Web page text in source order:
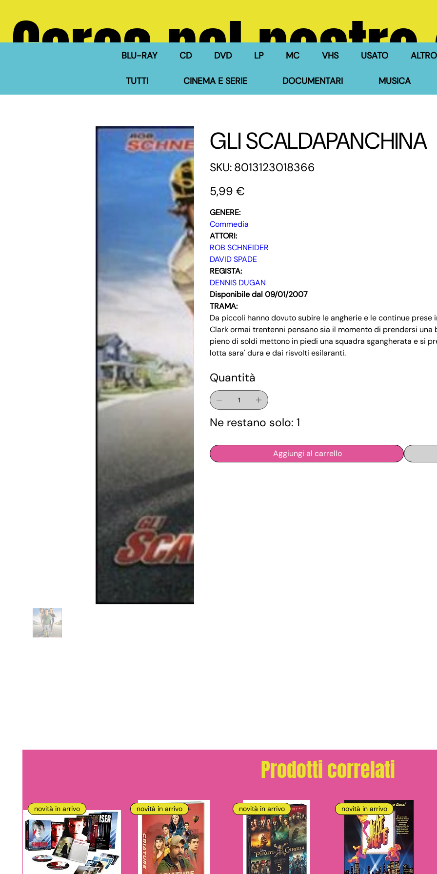
BLU-RAY CD DVD LP MC VHS USATO ALTRO
TUTTI CINEMA E SERIE DOCUMENTARI MUSICA
Cerca nel
GLI SCALDAPANCHINA
SKU:
SKU
8013123018366
8013123018366
5,99 €
GENERE:
Commedia
ATTORI:
ROB SCHNEIDER
DAVID SPADE
REGISTA:
DENNIS DUGAN
Disponibile dal 09/01/2007
TRAMA:
Da piccoli hanno dovuto subire le angherie e le continue prese
Clark ormai trentenni pensano sia il momento di prendersi
pieno di soldi mettono in piedi una squadra sgangherata e si
lotta sara' dura e dai risvolti esilaranti.
Quantità
Ne restano solo: 1
Aggiungi al carrello
Prodotti correlati
novità in arrivo novità in arrivo novità in arrivo novità in arrivo